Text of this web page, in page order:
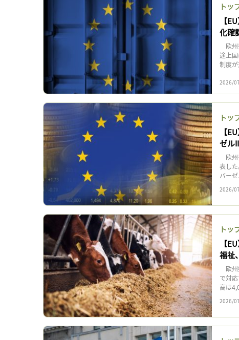
トッ
【
化確
欧州
途上
制度
2026/
トッ
【
ゼル
欧州
表し
バー
2026/
トッ
【
福祉
欧州
で対
高は
2026/